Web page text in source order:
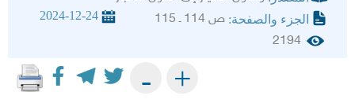
الجزء والصفحة: ص 114 ـ 115 2024-12-24
2194
+
-